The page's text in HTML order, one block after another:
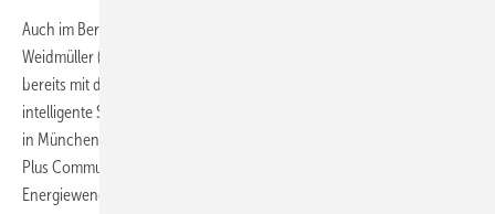
Auch im Bereich des Energiemanagements tut sich einiges. So wird
Weidmüller (B4.340) mit dem EEBUS Relais Converter (ERC) eine
bereits mit dem German Innovation Award ausgezeichnete
intelligente Schnittstellenlösung auf dem Stand B4.340 auf der Messe
in München vorstellen. Es ist eine gemeinsame Entwicklung mit Power
Plus Communications. Es spielt eine zentrale Rolle für die
Energiewende und den zukunftsfähigen Netzbetrieb.